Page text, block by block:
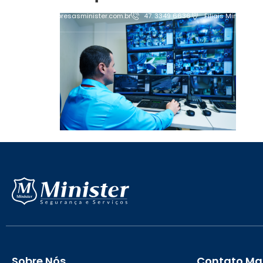
contato@empresasminister.com.br 47. 3349 6636 Filiais Minister